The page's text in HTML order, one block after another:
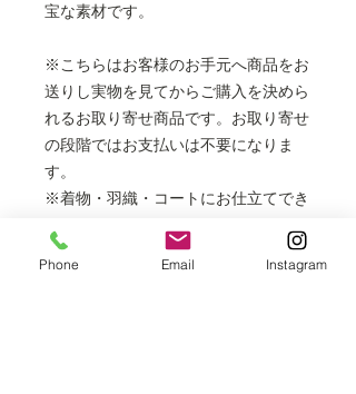
宝な素材です。
※こちらはお客様のお手元へ商品をお
送りし実物を見てからご購入を決めら
れるお取り寄せ商品です。お取り寄せ
の段階ではお支払いは不要になりま
す。
※着物・羽織・コートにお仕立てでき
フルレングスの長コートは表示価格
Phone Email Instagram